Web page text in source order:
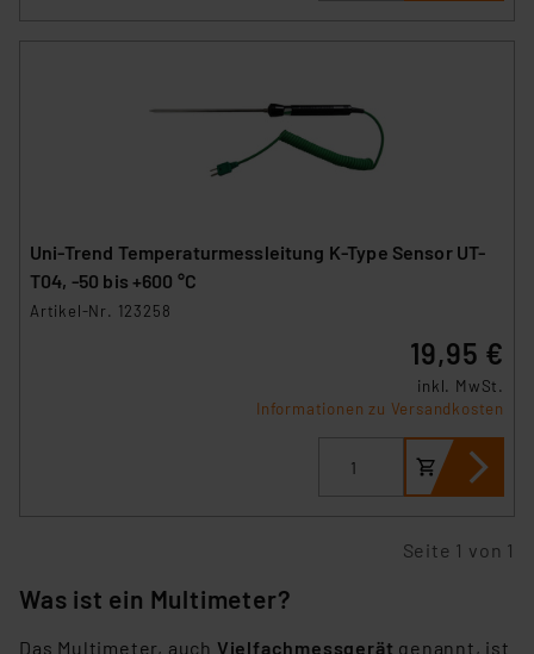
Uni-Trend Temperaturmessleitung K-Type Sensor UT-
T04, -50 bis +600 °C
Artikel-Nr. 123258
19,95 €
inkl. MwSt.
Informationen zu Versandkosten
Seite 1 von 1
Was ist ein Multimeter?
Das Multimeter, auch Vielfachmessgerät genannt, ist